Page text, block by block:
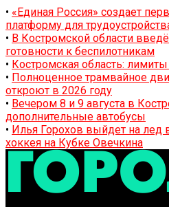
• «Единая Россия» создает
платформу для
• В Костромской области
готовности к беспилотникам
• Костромская область:
• Полноценное трамвайное
откроют в 2026 году
• Вечером 8 и 9 августа в
дополнительные автобусы
• Илья Горохов выйдет на лед
хоккея на Кубке Овечкина